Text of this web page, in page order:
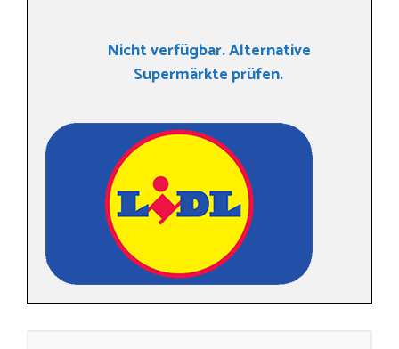
Nicht verfügbar. Alternative
Supermärkte prüfen.